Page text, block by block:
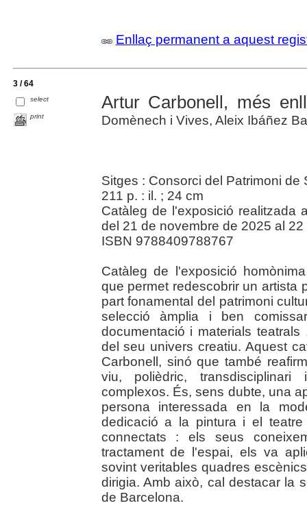
Enllaç permanent a aquest
3 / 64
select
print
Artur Carbonell, més
Domènech i Vives, Aleix Ibáñez
Sitges : Consorci del Patrimoni de
211 p. : il. ; 24 cm
Catàleg de l'exposició realitzada
del 21 de novembre de 2025 al
ISBN 9788409788767
Catàleg de l'exposició
que permet redescobrir un artista
part fonamental del patrimoni
selecció àmplia i ben
documentació i materials
del seu univers creatiu. Aquest
Carbonell, sinó que també
viu, polièdric,
complexos. És, sens dubte, una
persona interessada en la
dedicació a la pintura i el
connectats : els seus
tractament de l'espai, els va
sovint veritables quadres
dirigia. Amb això, cal destacar la
de Barcelona.